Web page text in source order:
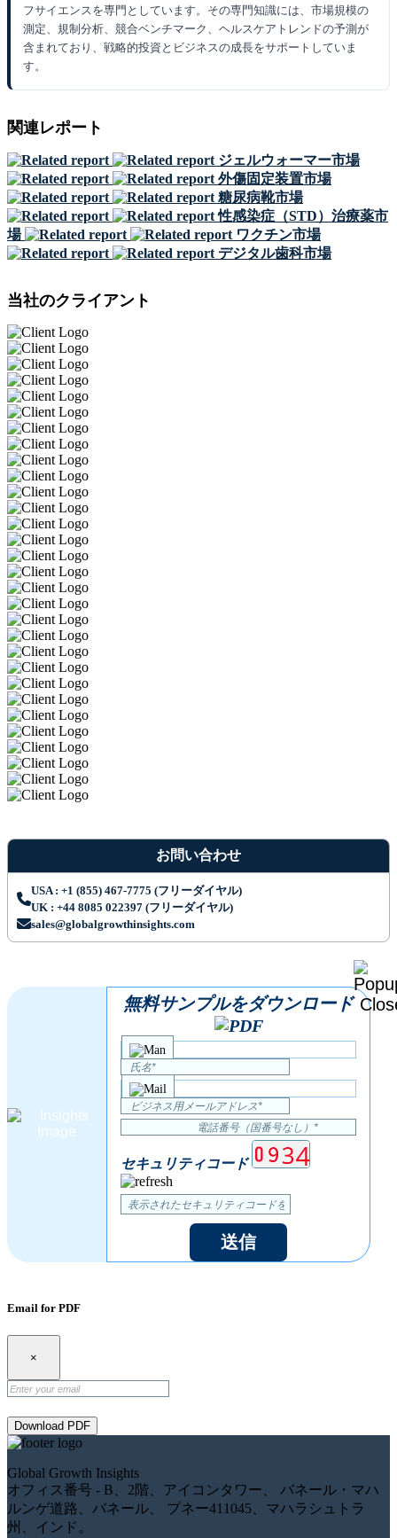
フサイエンスを専門としています。その専門知識には、市場規模の
測定、規制分析、競合ベンチマーク、ヘルスケアトレンドの予測が
含まれており、戦略的投資とビジネスの成長をサポートしていま
す。
関連レポート
ジェルウォーマー市場
外傷固定装置市場
糖尿病靴市場
性感染症（STD）治療薬市
場
ワクチン市場
デジタル歯科市場
当社のクライアント
お問い合わせ
USA : +1 (855) 467-7775 (フリーダイヤル)
UK : +44 8085 022397 (フリーダイヤル)
sales@globalgrowthinsights.com
無料サンプルをダウンロード
セキュリティコード
送信
Email for PDF
×
Download PDF
Global Growth Insights
オフィス番号 - B、2階、アイコンタワー、 バネール・マハ
ルンゲ道路、バネール、 プネー411045、マハラシュトラ
州、インド。